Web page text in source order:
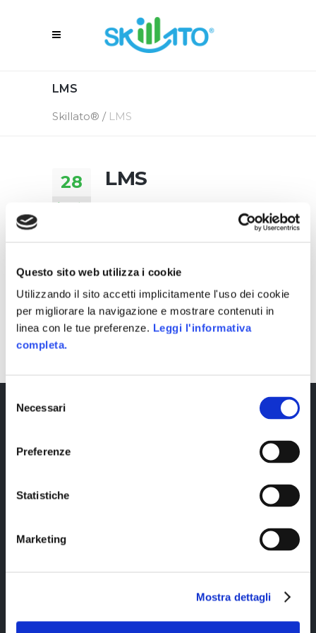
Questo sito web utilizza i cookie
Utilizzando il sito accetti implicitamente l'uso dei cookie
per migliorare la navigazione e mostrare contenuti in
linea con le tue preferenze. Leggi l'informativa
completa.
delNecessari
Preferenze
Statistiche
Marketing
Mostra dettagli
LMS
Skillato® / LMS
28
Agosto
LMS
SHARE
05894340966